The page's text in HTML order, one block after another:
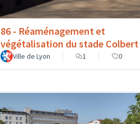
86 - Réaménagement et
végétalisation du stade Colbert
Ville de Lyon 1 0